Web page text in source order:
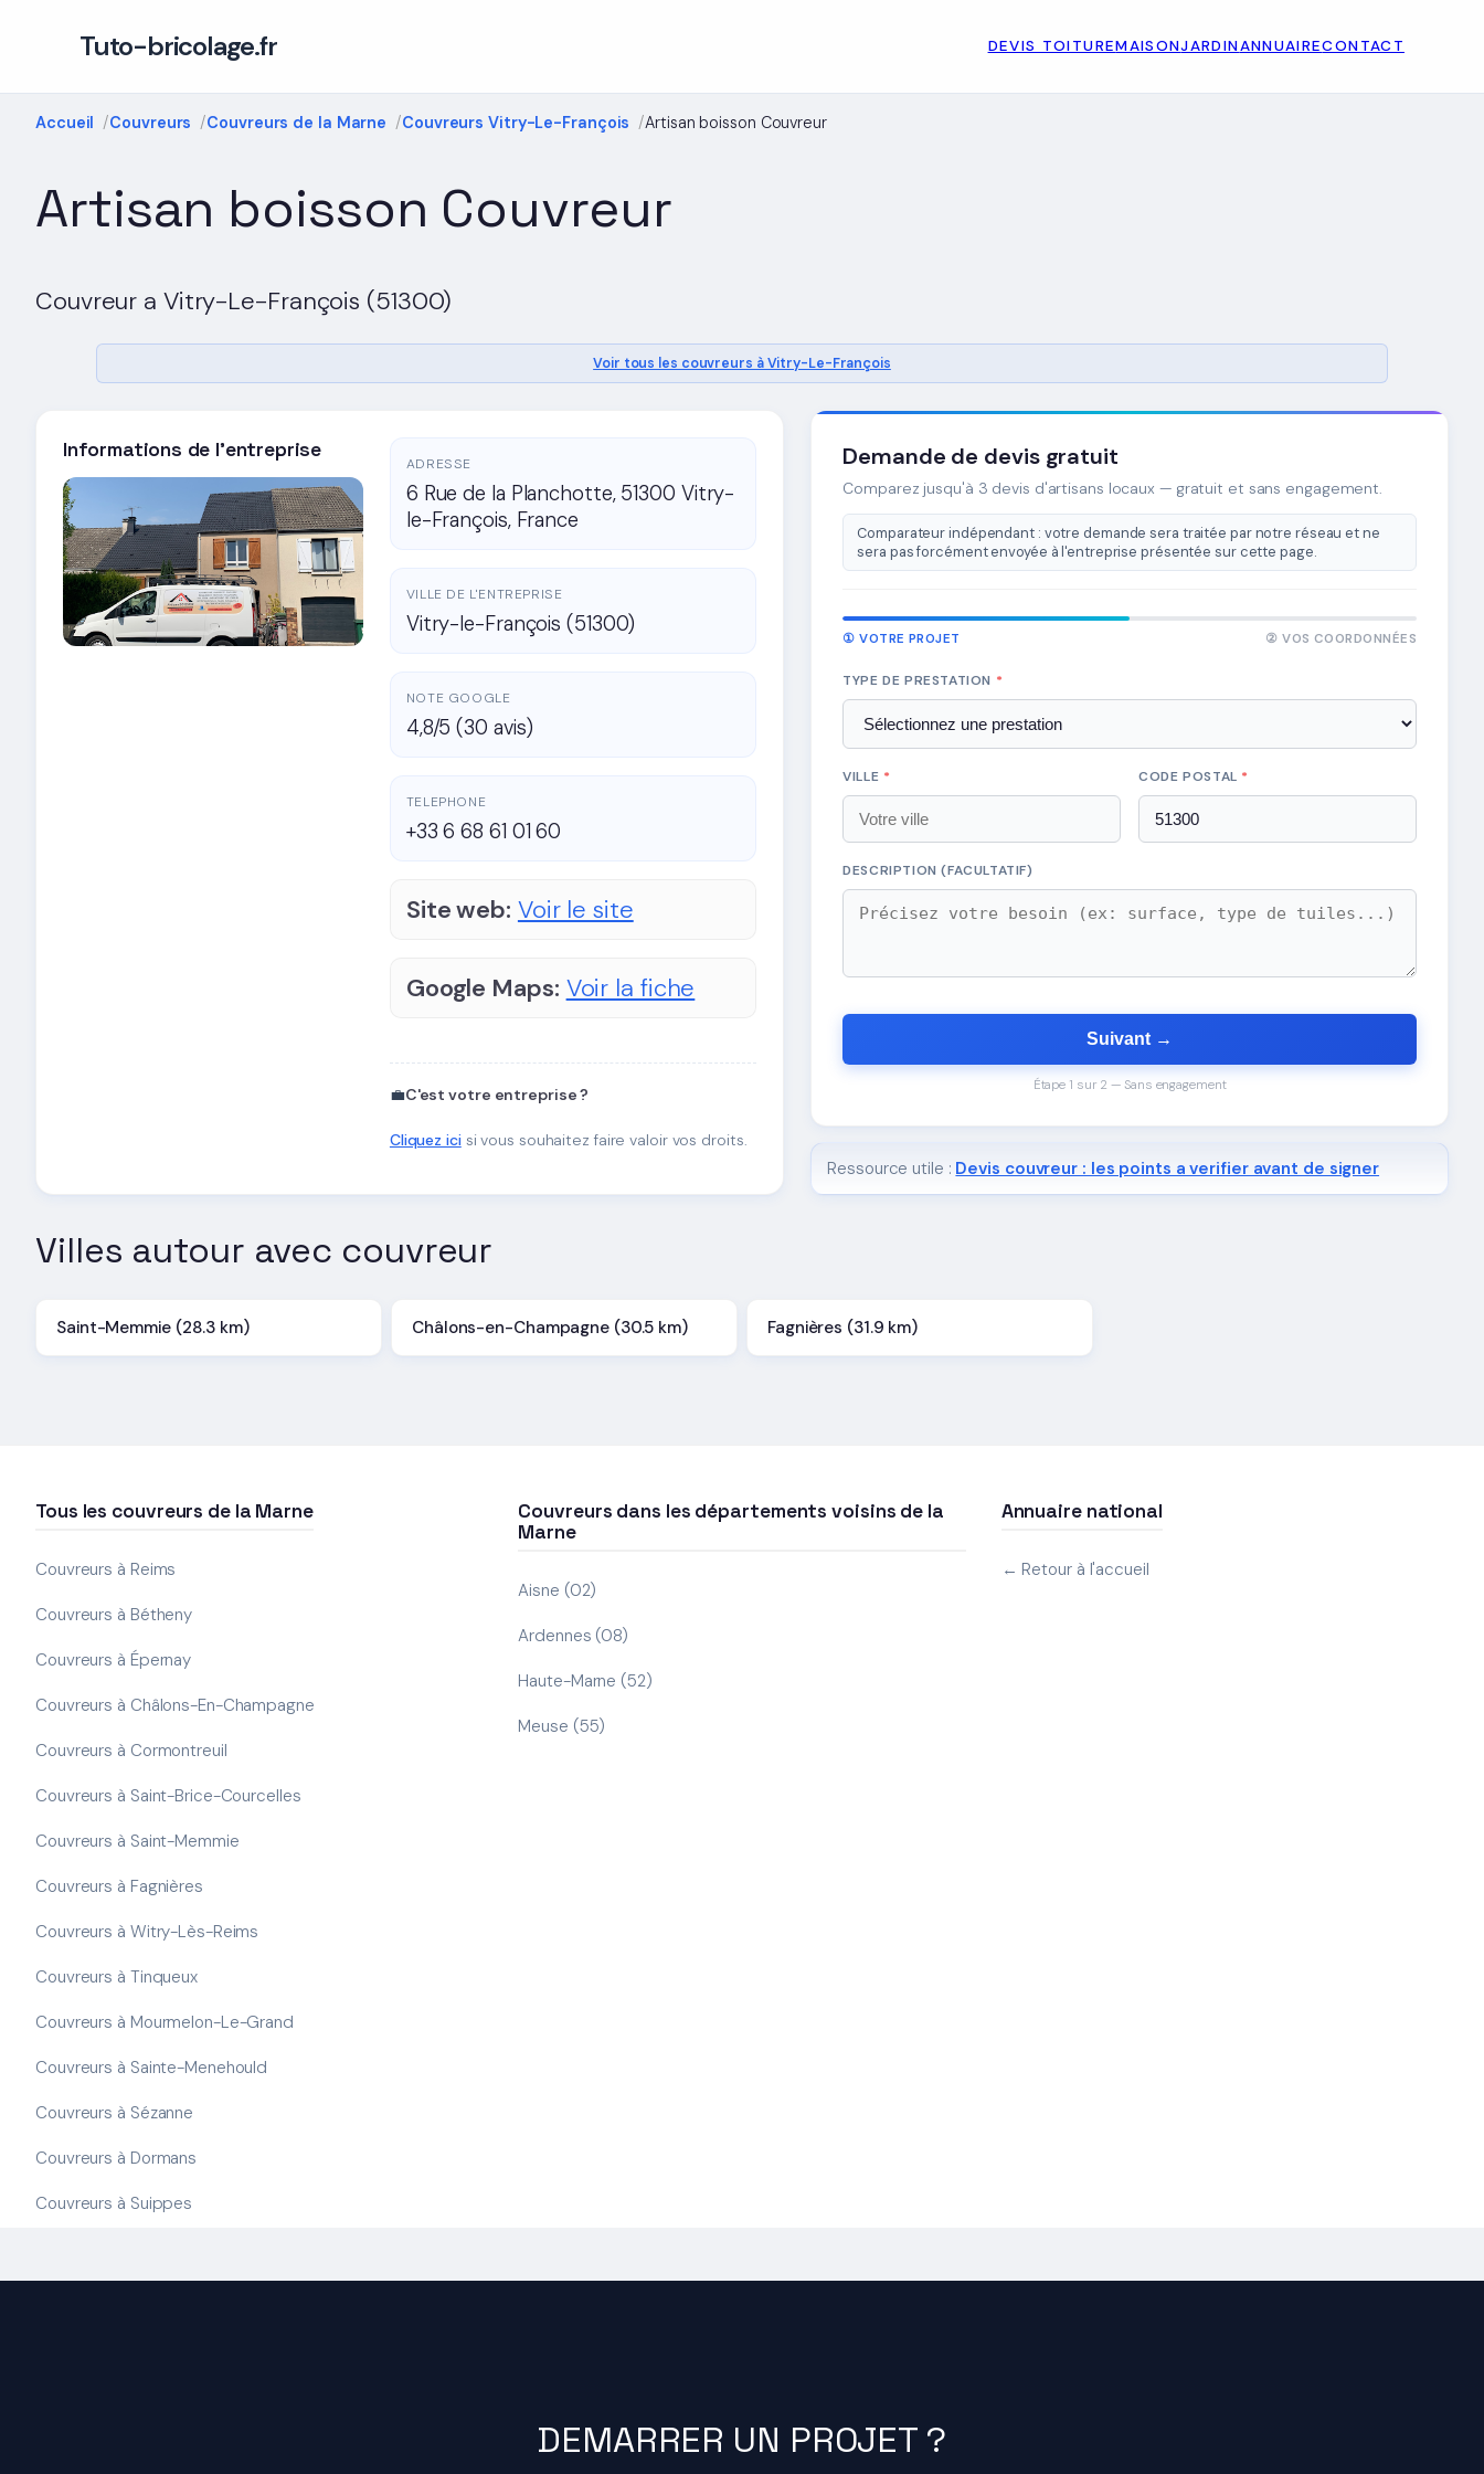
Tuto-bricolage.fr DEVIS TOITUREMAISONJARDINANNUAIRECONTACT
Accueil Couvreurs Couvreurs de la Marne Couvreurs Vitry-Le-François Artisan boisson Couvreur
Artisan boisson Couvreur
Couvreur a Vitry-Le-François (51300)
Voir tous les couvreurs à Vitry-Le-François
Informations de l'entreprise
ADRESSE
6 Rue de la Planchotte, 51300 Vitry-
le-François, France
VILLE DE L'ENTREPRISE
Vitry-le-François (51300)
NOTE GOOGLE
4,8/5 (30 avis)
TELEPHONE
+33 6 68 61 01 60
Site web: Voir le site
Google Maps: Voir la fiche
💼C'est votre entreprise ?
Cliquez icisi vous souhaitez faire valoir vos droits.
Demande de devis gratuit
Comparez jusqu'à 3 devis d'artisans locaux — gratuit et sans engagement.
Comparateur indépendant : votre demande sera traitée par notre réseau et ne
sera pas forcément envoyée à l'entreprise présentée sur cette page.
① VOTRE PROJET ② VOS COORDONNÉES
TYPE DE PRESTATION *
VILLE * CODE POSTAL *
DESCRIPTION (FACULTATIF)
Suivant →
Étape 1 sur 2 — Sans engagement
Ressource utile : Devis couvreur : les points a verifier avant de signer
Villes autour avec couvreur
Saint-Memmie (28.3 km) Châlons-en-Champagne (30.5 km) Fagnières (31.9 km)
Tous les couvreurs de la Marne
Couvreurs à Reims
Couvreurs à Bétheny
Couvreurs à Épernay
Couvreurs à Châlons-En-Champagne
Couvreurs à Cormontreuil
Couvreurs à Saint-Brice-Courcelles
Couvreurs à Saint-Memmie
Couvreurs à Fagnières
Couvreurs à Witry-Lès-Reims
Couvreurs à Tinqueux
Couvreurs à Mourmelon-Le-Grand
Couvreurs à Sainte-Menehould
Couvreurs à Sézanne
Couvreurs à Dormans
Couvreurs à Suippes
Couvreurs dans les départements voisins de la
Marne
Aisne (02)
Ardennes (08)
Haute-Marne (52)
Meuse (55)
Annuaire national
← Retour à l'accueil
DEMARRER UN PROJET ?